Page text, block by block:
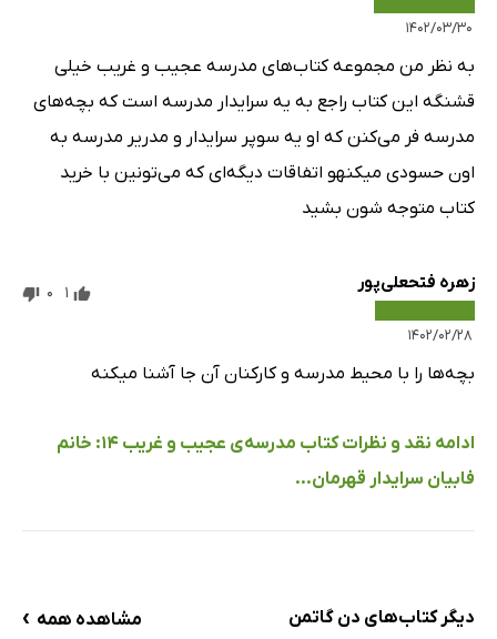
۱۴۰۲/۰۳/۳۰
به نظر من مجموعه کتاب‌های مدرسه عجیب و غریب خیلی
قشنگه این کتاب راجع به یه سرایدار مدرسه است که بچه‌های
مدرسه فر می‌کنن که او یه سوپر سرایدار و مدریر مدرسه به
اون حسودی میکنهو اتفاقات دیگه‌ای که می‌تونین با خرید
کتاب متوجه شون بشید
زهره فتحعلی‌پور
۱۴۰۲/۰۲/۲۸
1
0
بچه‌ها را با محیط مدرسه و کارکنان آن جا آشنا میکنه
ادامه نقد و نظرات کتاب مدرسه‌ی عجیب و غریب 14: خانم
فابیان سرایدار قهرمان...
دیگر کتاب‌های دن گاتمن مشاهده همه ›